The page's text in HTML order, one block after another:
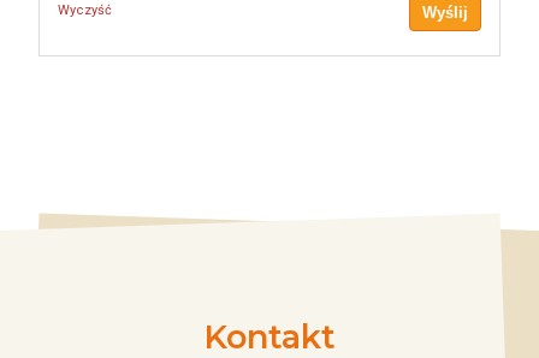
Wyczyść Wyślij
Kontakt